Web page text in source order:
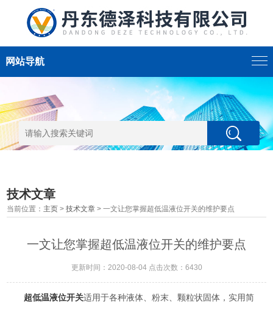
网站导航
技术文章
当前位置： 主页 >技术文章 > 一文让您掌握超低温液位开关的维护要点
一文让您掌握超低温液位开关的维护要点
更新时间：2020-08-04 点击次数：6430
超低温液位开关适用于各种液体、粉末、颗粒状固体，实用简